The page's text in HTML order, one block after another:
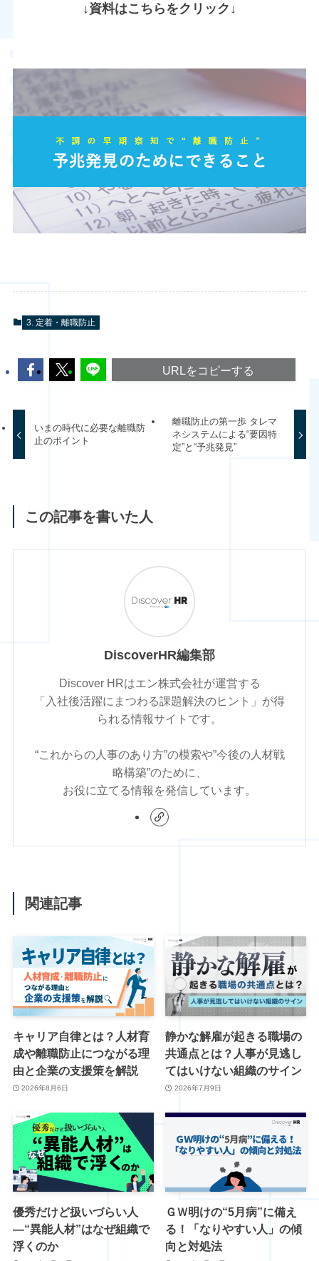
↓資料はこちらをクリック↓
3. 定着・離職防止
URLをコピーする
いまの時代に必要な離職防
止のポイント
離職防止の第一歩 タレマ
ネシステムによる“要因特
定”と“予兆発見”
この記事を書いた人
DiscoverHR編集部
Discover HRはエン株式会社が運営する
「入社後活躍にまつわる課題解決のヒント」が得
られる情報サイトです。
“これからの人事のあり方”の模索や”今後の人材戦
略構築”のために、
お役に立てる情報を発信しています。
関連記事
キャリア自律とは？人材育
成や離職防止につながる理
由と企業の支援策を解説
2026年8月6日
静かな解雇が起きる職場の
共通点とは？人事が見逃し
てはいけない組織のサイン
2026年7月9日
優秀だけど扱いづらい人
―“異能人材”はなぜ組織で
浮くのか
ＧＷ明けの“5月病”に備え
る！「なりやすい人」の傾
向と対処法